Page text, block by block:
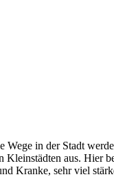
in der Stadt
aus.
Kranke, sehr viel